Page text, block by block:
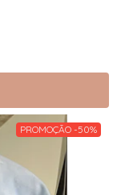
PROMOÇÃO -50%